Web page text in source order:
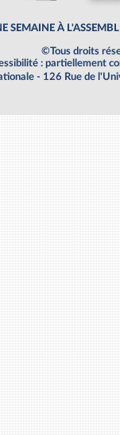
SEMAINE À
©Tous droits
: partiellement
- 126 Rue de